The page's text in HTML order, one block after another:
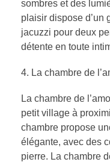
sombres et des
plaisir dispose d’un
jacuzzi pour deux
détente en toute
La chambre de
La chambre de
petit village à
chambre propose
élégante, avec des
pierre. La chambre